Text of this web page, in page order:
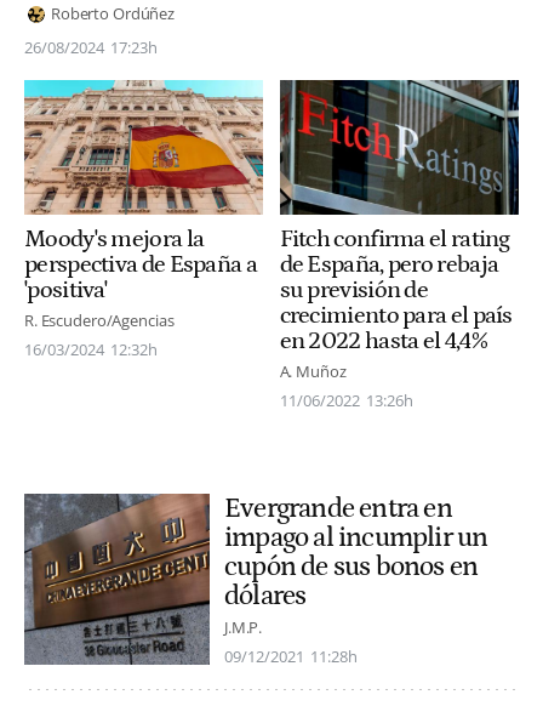
Roberto Ordúñez
26/08/2024 17:23h
Moody's mejora la
perspectiva de España a
'positiva'
R. Escudero/Agencias
16/03/2024 12:32h
Fitch confirma el rating
de España, pero rebaja
su previsión de
crecimiento para el país
en 2022 hasta el 4,4%
A. Muñoz
11/06/2022 13:26h
Evergrande entra en
impago al incumplir un
cupón de sus bonos en
dólares
J.M.P.
09/12/2021 11:28h